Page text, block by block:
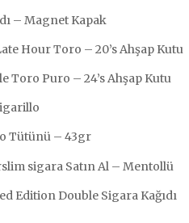
– Magnet Kapak
Hour Toro – 20’s Ahşap Kutu
Toro Puro – 24’s Ahşap Kutu
Tütünü – 43gr
sigara Satın Al – Mentollü
Edition Double Sigara Kağıdı